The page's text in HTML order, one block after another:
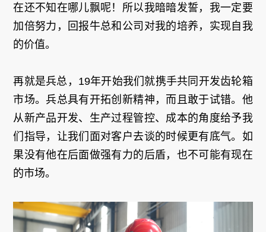
在还不知在哪儿飘呢！所以我暗暗发誓，我一定要
加倍努力，回报牛总和公司对我的培养，实现自我
的价值。
再就是兵总，19年开始我们就携手共同开发齿轮箱
市场。兵总具有开拓创新精神，而且敢于试错。他
从新产品开发、生产过程管控、成本的角度给予我
们指导，让我们面对客户去谈的时候更有底气。如
果没有他在后面做强有力的后盾，也不可能有现在
的市场。